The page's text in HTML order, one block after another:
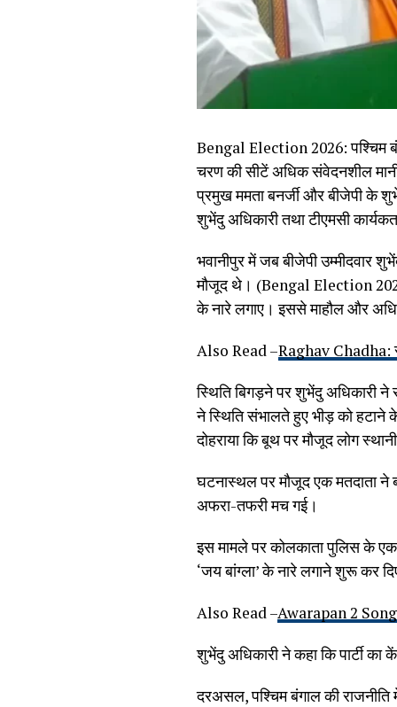
Bengal Election 2026: पश्चिम
चरण की सीटें अधिक संवेदनशील
प्रमुख ममता बनर्जी और बीजेपी के
शुभेंदु अधिकारी तथा टीएमसी
भवानीपुर में जब बीजेपी उम्मीदवार
मौजूद थे। (Bengal Election
के नारे लगाए। इससे माहौल और
Also Read –Raghav Chadha:
स्थिति बिगड़ने पर शुभेंदु अधिकारी ने
ने स्थिति संभालते हुए भीड़ को हटाने
दोहराया कि बूथ पर मौजूद लोग
घटनास्थल पर मौजूद एक मतदाता ने
अफरा-तफरी मच गई।
इस मामले पर कोलकाता पुलिस के
‘जय बांग्ला’ के नारे लगाने शुरू कर
Also Read –Awarapan 2
शुभेंदु अधिकारी ने कहा कि पार्टी
दरअसल, पश्चिम बंगाल की राजनीति